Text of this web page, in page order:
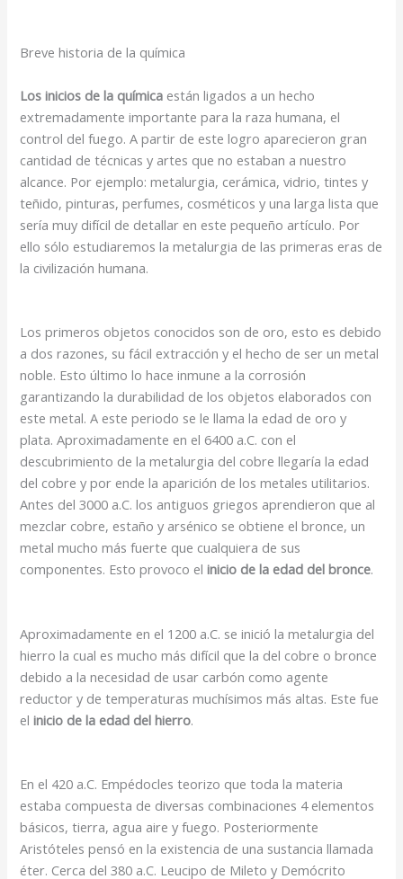
Breve historia de la química
Los inicios de la química están ligados a un hecho
extremadamente importante para la raza humana, el
control del fuego. A partir de este logro aparecieron gran
cantidad de técnicas y artes que no estaban a nuestro
alcance. Por ejemplo: metalurgia, cerámica, vidrio, tintes y
teñido, pinturas, perfumes, cosméticos y una larga lista que
sería muy difícil de detallar en este pequeño artículo. Por
ello sólo estudiaremos la metalurgia de las primeras eras de
la civilización humana.
Los primeros objetos conocidos son de oro, esto es debido
a dos razones, su fácil extracción y el hecho de ser un metal
noble. Esto último lo hace inmune a la corrosión
garantizando la durabilidad de los objetos elaborados con
este metal. A este periodo se le llama la edad de oro y
plata. Aproximadamente en el 6400 a.C. con el
descubrimiento de la metalurgia del cobre llegaría la edad
del cobre y por ende la aparición de los metales utilitarios.
Antes del 3000 a.C. los antiguos griegos aprendieron que al
mezclar cobre, estaño y arsénico se obtiene el bronce, un
metal mucho más fuerte que cualquiera de sus
componentes. Esto provoco elinicio de la edad del bronce.
Aproximadamente en el 1200 a.C. se inició la metalurgia del
hierro la cual es mucho más difícil que la del cobre o bronce
debido a la necesidad de usar carbón como agente
reductor y de temperaturas muchísimos más altas. Este fue
elinicio de la edad del hierro.
En el 420 a.C. Empédocles teorizo que toda la materia
estaba compuesta de diversas combinaciones 4 elementos
básicos, tierra, agua aire y fuego. Posteriormente
Aristóteles pensó en la existencia de una sustancia llamada
éter. Cerca del 380 a.C. Leucipo de Mileto y Demócrito